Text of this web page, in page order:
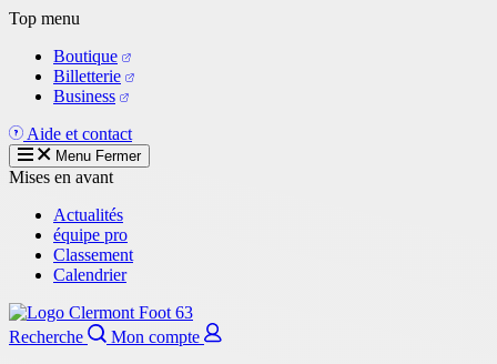
Aller
contenu
principal
Top menu
Boutique
Billetterie
Business
Aide et contact
Menu Fermer
Mises en avant
Actualités
équipe pro
Classement
Calendrier
Recherche
Mon compte